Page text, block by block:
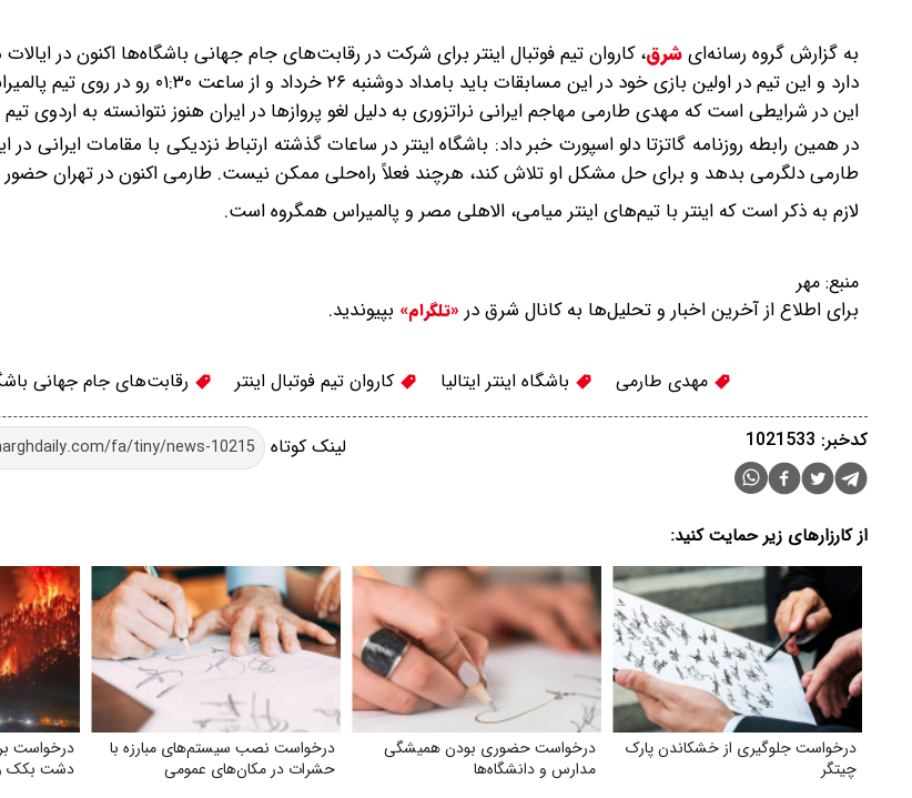
به گزارش گروه رسانه‌ایشرق،کاروان تیم فوتبال اینتر برای شرکت در رقابت‌های جام جهانی باشگاه‌ها اکنون در
دارد و این تیم در اولین بازی خود در این مسابقات باید بامداد
این در شرایطی است که مهدی طارمی مهاجم ایرانی نراتزوری به دلیل لغو پروازها در ایران هنوز نتوانسته به اردوی
در همین رابطه روزنامه گاتزتا دلو اسپورت خبر داد: باشگاه اینتر در ساعات گذشته ارتباط نزدیکی با مقامات ایرانی در
طارمی دلگرمی بدهد و برای حل مشکل او تلاش کند، هرچند فعلاً راه‌حلی ممکن نیست. طارمی اکنون در تهران حضور
لازم به ذکر است که اینتر با تیم‌های اینتر میامی، الاهلی مصر و پالمیراس همگروه است.
منبع: مهر
برای اطلاع از آخرین اخبار و تحلیل‌ها به کانال شرق در «تلگرام» بپیوندید.
مهدی طارمی باشگاه اینتر ایتالیا کاروان تیم فوتبال اینتر رقابت‌های جام جهانی
لینک کوتاه کدخبر: 1021533
از کارزارهای زیر حمایت کنید:
درخواست جلوگیری از خشکاندن پارک
چیتگر
درخواست حضوری بودن همیشگی
مدارس و دانشگاه‌ها
درخواست نصب سیستم‌های مبارزه با
حشرات در مکان‌های عمومی
درخواست
دشت بکک